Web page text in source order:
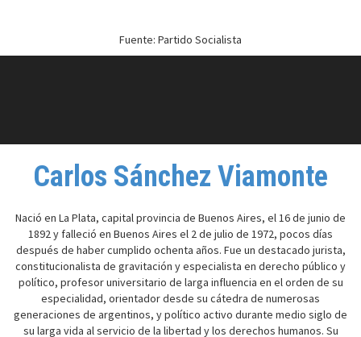
Fuente: Partido Socialista
Carlos Sánchez Viamonte
Nació en La Plata, capital provincia de Buenos Aires, el 16 de junio de
1892 y falleció en Buenos Aires el 2 de julio de 1972, pocos días
después de haber cumplido ochenta años. Fue un destacado jurista,
constitucionalista de gravitación y especialista en derecho público y
político, profesor universitario de larga influencia en el orden de su
especialidad, orientador desde su cátedra de numerosas
generaciones de argentinos, y político activo durante medio siglo de
su larga vida al servicio de la libertad y los derechos humanos. Su